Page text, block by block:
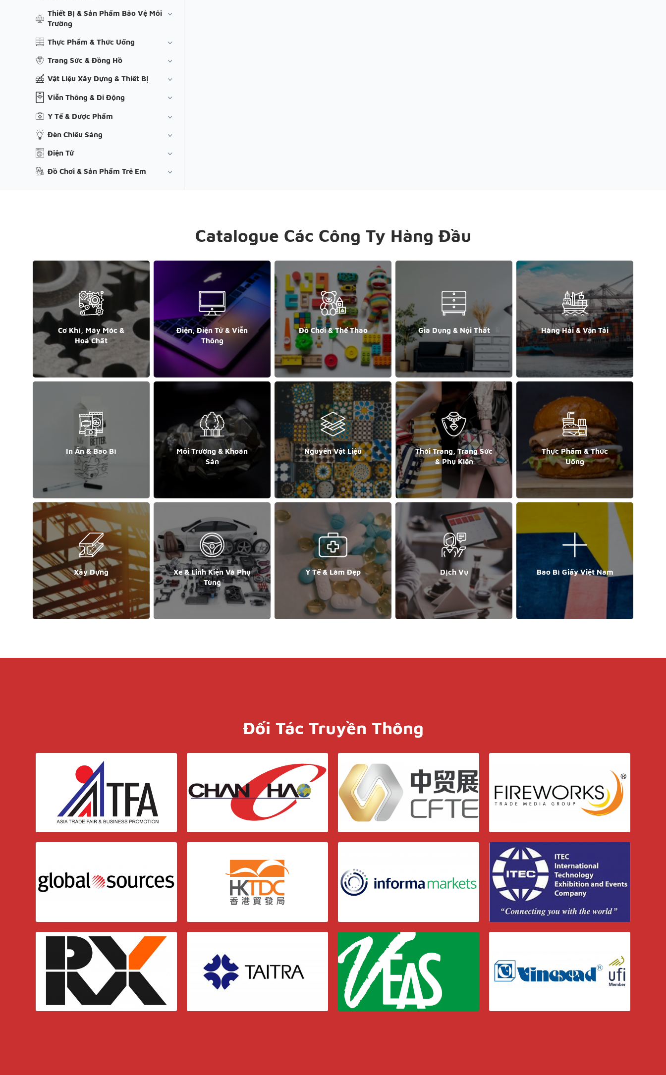
Thiết Bị & Sản Phẩm Bảo Vệ Môi
Trường
Thực Phẩm & Thức Uống
Trang Sức & Đồng Hồ
Vật Liệu Xây Dựng & Thiết Bị
Viễn Thông & Di Động
Y Tế & Dược Phẩm
Đèn Chiếu Sáng
Điện Tử
Đồ Chơi & Sản Phẩm Trẻ Em
Catalogue Các Công Ty Hàng Đầu
Cơ Khí, Máy Móc &
Hoá Chất
Điện, Điện Tử & Viễn
Thông
Đồ Chơi & Thể Thao Gia Dụng & Nội Thất Hàng Hải & Vận Tải
In Ấn & Bao Bì
Môi Trường & Khoán
Sản
Nguyên Vật Liệu
Thời Trang, Trang Sức
& Phụ Kiện
Thực Phẩm & Thức
Uống
Xây Dựng
Xe & Linh Kiện Và Phụ
Tùng
Y Tế & Làm Đẹp Dịch Vụ Bao Bì Giấy Việt Nam
Đối Tác Truyền Thông